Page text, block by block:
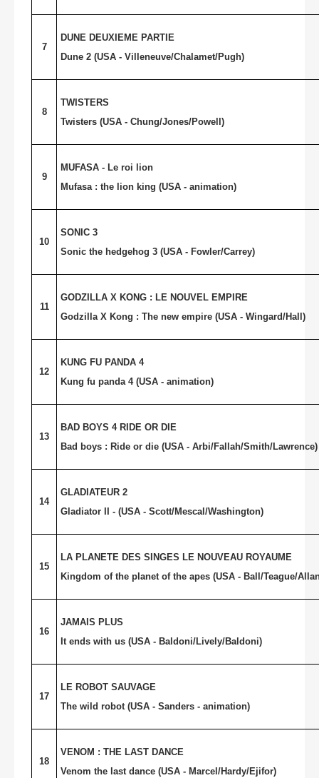
7
DUNE DEUXIEME PARTIE
Dune 2 (USA - Villeneuve/Chalamet/Pugh)
8
TWISTERS
Twisters (USA - Chung/Jones/Powell)
9
MUFASA - Le roi lion
Mufasa : the lion king (USA - animation)
10
SONIC 3
Sonic the hedgehog 3 (USA - Fowler/Carrey)
11
GODZILLA X KONG : LE NOUVEL EMPIRE
Godzilla X Kong : The new empire (USA - Wingard/Hall)
12
KUNG FU PANDA 4
Kung fu panda 4 (USA - animation)
13
BAD BOYS 4 RIDE OR DIE
Bad boys : Ride or die (USA - Arbi/Fallah/Smith/Lawrence)
14
GLADIATEUR 2
Gladiator II - (USA - Scott/Mescal/Washington)
15
LA PLANETE DES SINGES LE NOUVEAU ROYAUME
Kingdom of the planet of the apes (USA - Ball/Teague/
16
JAMAIS PLUS
It ends with us (USA - Baldoni/Lively/Baldoni)
17
LE ROBOT SAUVAGE
The wild robot (USA - Sanders - animation)
18
VENOM : THE LAST DANCE
Venom the last dance (USA - Marcel/Hardy/Ejifor)